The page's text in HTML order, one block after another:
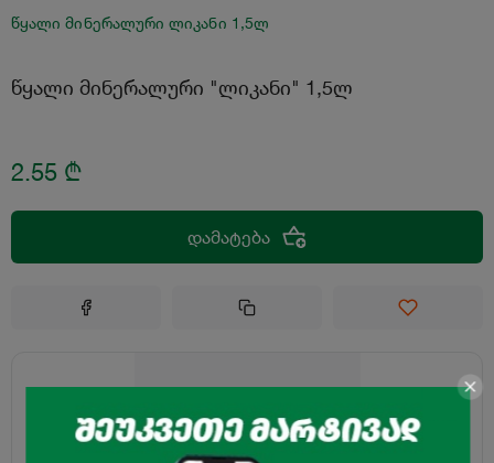
წყალი მინერალური ლიკანი 1,5ლ
წყალი მინერალური "ლიკანი" 1,5ლ
2.55 ₾
დამატება